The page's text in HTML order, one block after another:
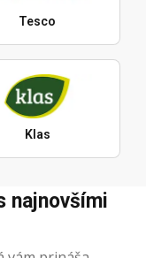
Tesco
Klas
najnovšími